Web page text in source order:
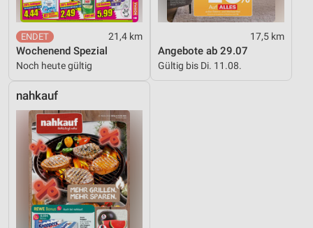
21,4 km
Wochenend Spezial
Noch heute gültig
17,5 km
Angebote ab 29.07
Gültig bis Di. 11.08.
nahkauf